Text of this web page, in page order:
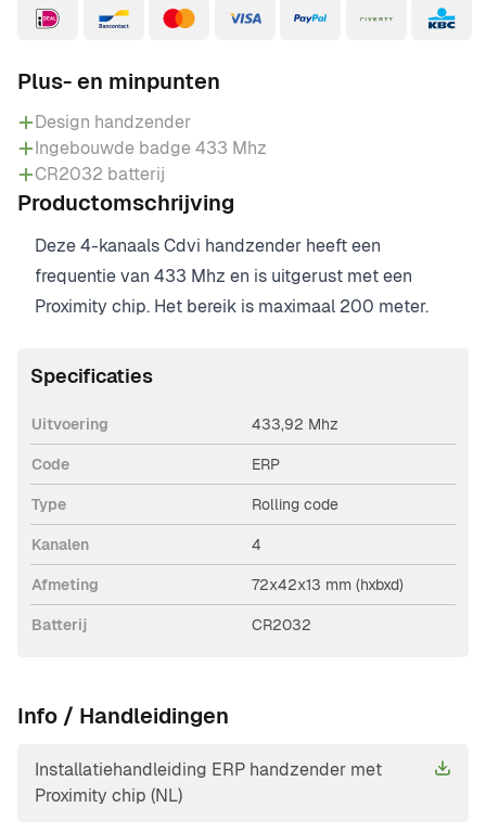
Plus- en minpunten
Design handzender
Ingebouwde badge 433 Mhz
CR2032 batterij
Productomschrijving
Deze 4-kanaals Cdvi handzender heeft een
frequentie van 433 Mhz en is uitgerust met een
Proximity chip. Het bereik is maximaal 200 meter.
Specificaties
Uitvoering 433,92 Mhz
Code ERP
Type Rolling code
Kanalen 4
Afmeting 72x42x13 mm (hxbxd)
Batterij CR2032
Info / Handleidingen
Installatiehandleiding ERP handzender met
Proximity chip (NL)